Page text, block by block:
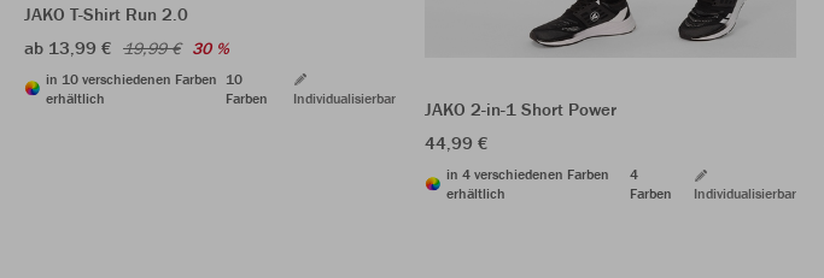
JAKO T-Shirt Run 2.0
ab 13,99 € 19,99 € 30 %
in 10 verschiedenen Farben
erhältlich
10
Farben
Individualisierbar
JAKO 2-in-1 Short Power
44,99 €
in 4 verschiedenen Farben
erhältlich
4
Farben
Individualisierbar